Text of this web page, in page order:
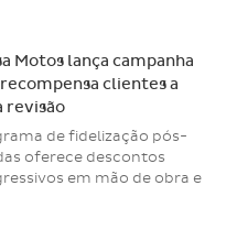
especiais. Se você
como entregador de
ou motofretista com
assinada, o Move Brasil
ser a oportunidade ideal
renovar sua moto. É um […]
Motos lança campanha
clientes a
revisão
de fidelização pós-
oferece descontos
em mão de obra e